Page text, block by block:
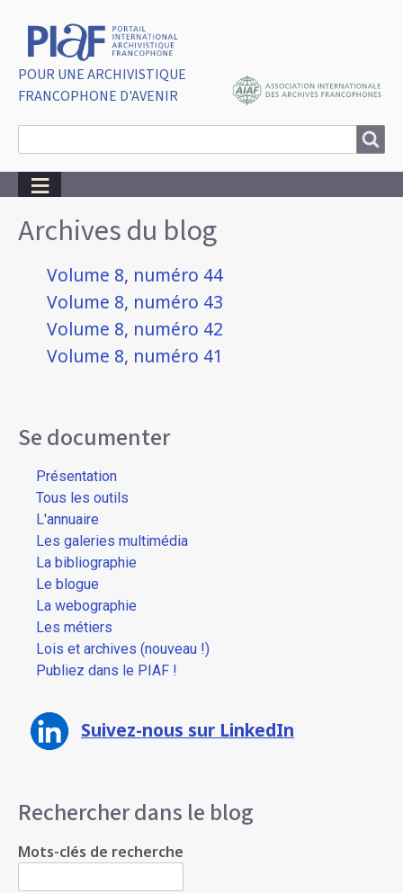
POUR UNE ARCHIVISTIQUE
FRANCOPHONE D'AVENIR
Breadcrumbs
Archives du blog
Volume 8, numéro 44
Volume 8, numéro 43
Volume 8, numéro 42
Volume 8, numéro 41
Se documenter
Présentation
Tous les outils
L'annuaire
Les galeries multimédia
La bibliographie
Le blogue
La webographie
Les métiers
Lois et archives (nouveau !)
Publiez dans le PIAF !
Suivez-nous sur LinkedIn
Rechercher dans le blog
Mots-clés de recherche